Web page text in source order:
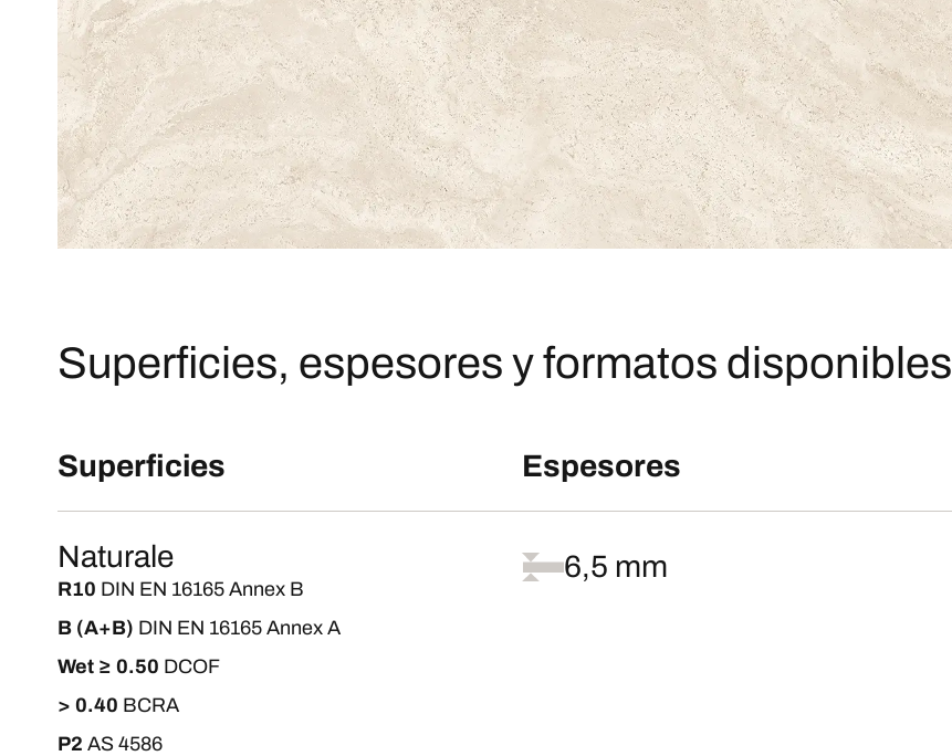
Superficies, espesores y formatos disponibles
Superficies Espesores
Naturale
R10 DIN EN 16165 Annex B
B (A+B) DIN EN 16165 Annex A
Wet ≥ 0.50 DCOF
> 0.40 BCRA
P2 AS 4586
6,5 mm